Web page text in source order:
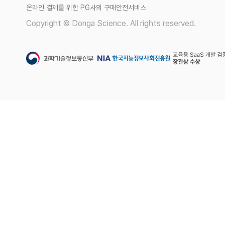
온라인 결제를 위한 PG사의 구매안전서비스
Copyright © Donga Science. All rights reserved.